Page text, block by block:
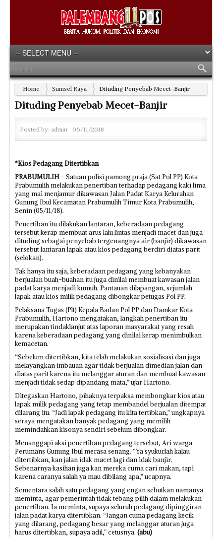
Home Sumsel Raya Dituding Penyebab Mecet-Banjir
Dituding Penyebab Mecet-Banjir
Posted by: admin 06/11/2018
*Kios Pedagang Ditertibkan
PRABUMULIH- Satuan polisi pamong praja (Sat Pol PP) Kota
Prabumulih melakukan penertiban terhadap pedagang kaki lima
yang mai menjamur dikawasan Jalan Padat Karya Kelurahan
Gunung Ibul Kecamatan Prabumulih Timur Kota Prabumulih,
Senin (05/11/18).
Penertiban itu dilakukan lantaran, keberadaan pedagang
tersebut kerap membuat arus lalu lintas menjadi macet dan juga
dituding sebagai penyebab tergenangnya air (banjir) dikawasan
tersebut lantaran lapak atau kios pedagang berdiri diatas parit
(selokan).
Tak hanya itu saja, keberadaan pedagang yang kebanyakan
berjualan buah-buahan itu juga dinilai membuat kawasan jalan
padat karya menjadi kumuh. Pantauan dilapangan, sejumlah
lapak atau kios milik pedagang dibongkar petugas Pol PP.
Pelaksana Tugas (Plt) Kepala Badan Pol PP dan Damkar Kota
Prabumulih, Hartono mengatakan, langkah penertiban itu
merupakan tindaklanjut atas laporan masyarakat yang resah
karena keberadaan pedagang yang dinilai kerap menimbulkan
kemacetan.
“Sebelum ditertibkan, kita telah melakukan sosialisasi dan juga
melayangkan imbauan agar tidak berjualan dimedian jalan dan
diatas parit karena itu melanggar aturan dan membuat kawasan
menjadi tidak sedap dipandang mata,” ujar Hartono.
Ditegaskan Hartono, pihaknya terpaksa membongkar kios atau
lapak milik pedagang yang tetap membandel berjualan ditempat
dilarang itu. “Jadi lapak pedagang itu kita tertibkan,” ungkapnya
seraya mengatakan banyak pedagang yang memilih
memindahkan kisonya sendiri sebelum dibongkar.
Menanggapi aksi penertiban pedagang tersebut, Ari warga
Perumans Gunung Ibul merasa senang. “Ya syukurlah kalau
ditertibkan, kan jalan idak macet lagi dan idak banjir.
Sebenarnya kasihan juga kan mereka cuma cari makan, tapi
karena caranya salah ya mau dibilang apa,” ucapnya.
Sementara salah satu pedagang yang engan sebutkan namanya
meminta, agar pemerintah tidak tebang pilih dalam melakukan
penertiban. Ia meminta, supaya seluruh pedagang dipinggiran
jalan padat karya ditertibkan. “Jangan cuma pedagang kecik
yang dilarang, pedagang besar yang melanggar aturan juga
harus ditertibkan, supaya adil,” cetusnya. (abu)